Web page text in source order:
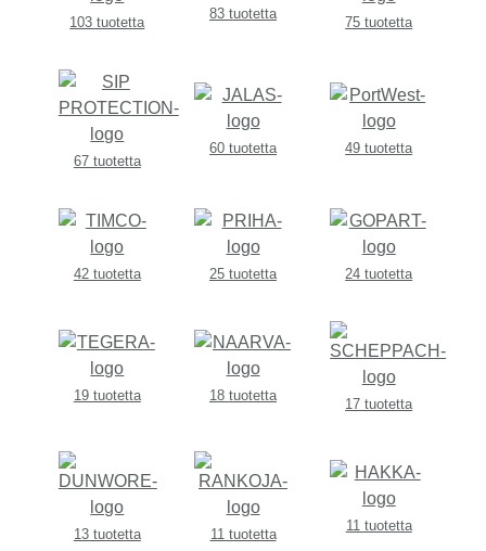
103 tuotetta
83 tuotetta
75 tuotetta
67 tuotetta
60 tuotetta 49 tuotetta
42 tuotetta 25 tuotetta 24 tuotetta
19 tuotetta 18 tuotetta
17 tuotetta
13 tuotetta 11 tuotetta
11 tuotetta